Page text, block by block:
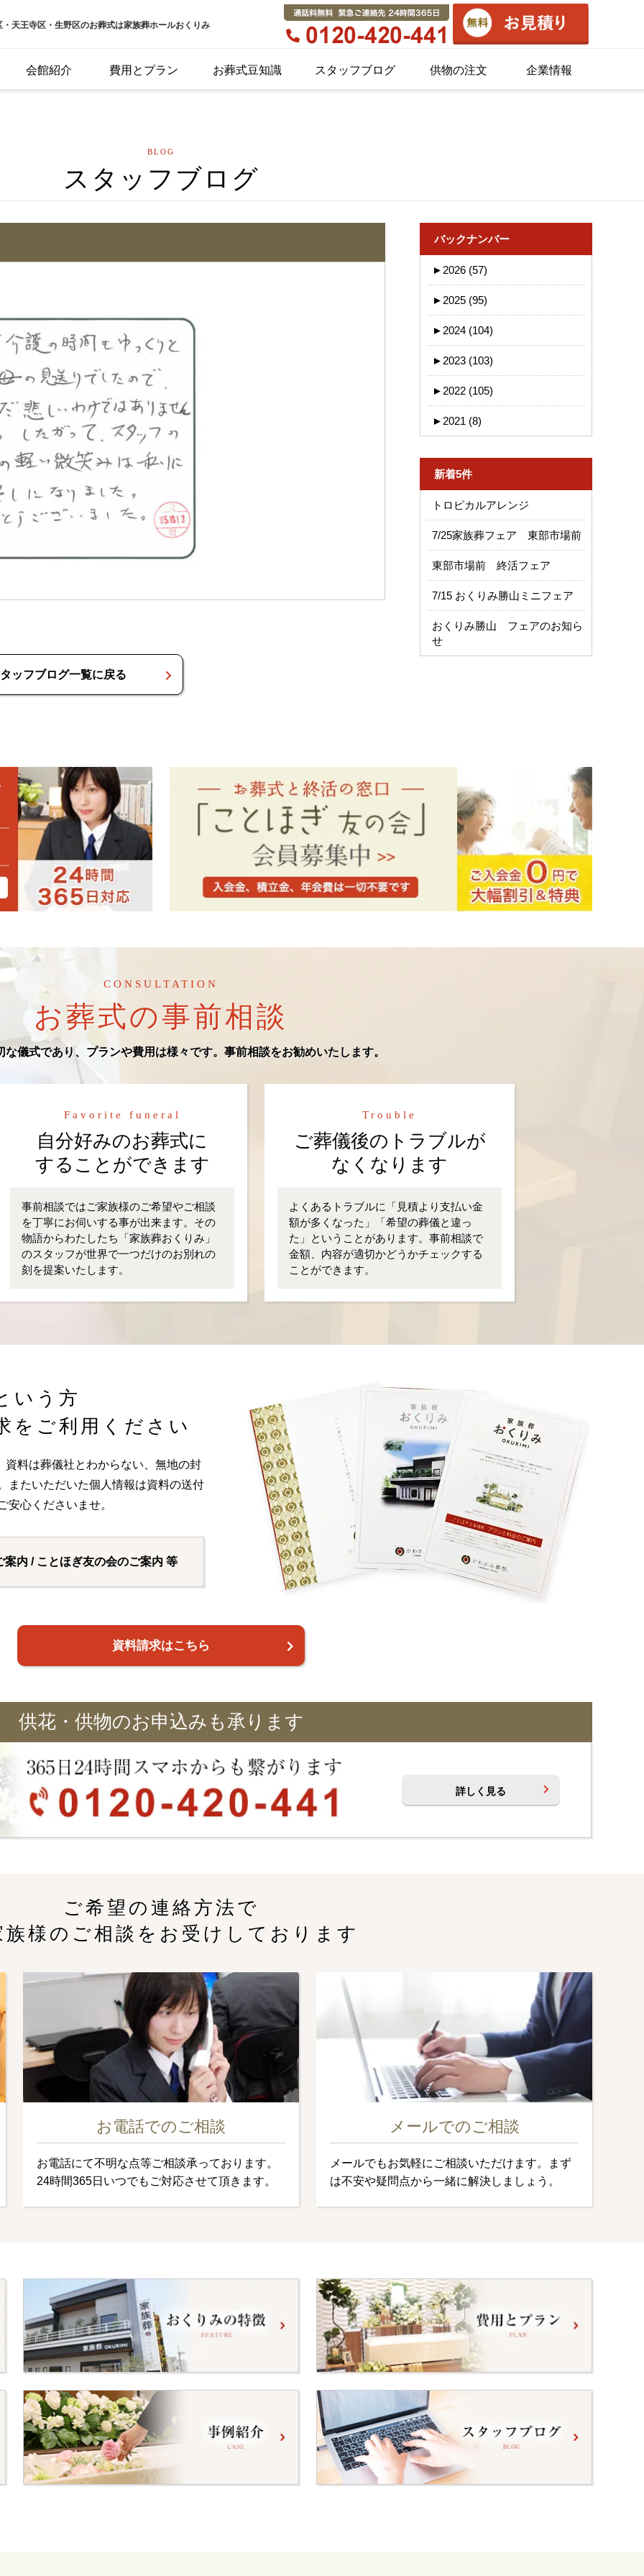
天王寺区・生野区のお葬式は家族葬ホールおくりみ
会館紹介 費用とプラン お葬式豆知識 スタッフブログ 供物の注文 企業情報
BLOG
スタッフブログ
ッフブログ一覧に戻る
バックナンバー
► 2026 (57)
► 2025 (95)
► 2024 (104)
► 2023 (103)
► 2022 (105)
► 2021 (8)
新着5件
トロピカルアレンジ
7/25家族葬フェア 東部市場前
東部市場前 終活フェア
7/15 おくりみ勝山ミニフェア
おくりみ勝山 フェアのお知ら
せ
CONSULTATION
お葬式の事前相談
な儀式であり、プランや費用は様々です。事前相談をお勧めいたします。
Favorite funeral
自分好みのお葬式に
することができます
事前相談ではご家族様のご希望やご相談
を丁寧にお伺いする事が出来ます。その
物語からわたしたち「家族葬おくりみ」
のスタッフが世界で一つだけのお別れの
刻を提案いたします。
Trouble
ご葬儀後のトラブルが
なくなります
よくあるトラブルに「見積より支払い金
額が多くなった」「希望の葬儀と違っ
た」ということがあります。事前相談で
金額、内容が適切かどうかチェックする
ことができます。
いう方
をご利用ください
料は葬儀社とわからない、無地の封
またいただいた個人情報は資料の送付
心くださいませ。
案内 / ことほぎ友の会のご案内 等
資料請求はこちら
供花・供物のお申込みも承ります
詳しく見る
ご希望の連絡方法で
族様のご相談をお受けしております
お電話でのご相談
お電話にて不明な点等ご相談承っております。
24時間365日いつでもご対応させて頂きます。
メールでのご相談
メールでもお気軽にご相談いただけます。まず
は不安や疑問点から一緒に解決しましょう。